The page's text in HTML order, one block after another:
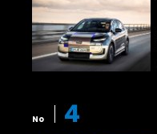
No 4